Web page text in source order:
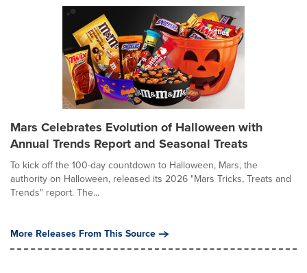
Mars Celebrates Evolution of Halloween with
Annual Trends Report and Seasonal Treats
To kick off the 100-day countdown to Halloween, Mars, the
authority on Halloween, released its 2026 "Mars Tricks, Treats and
Trends" report. The...
More Releases From This Source